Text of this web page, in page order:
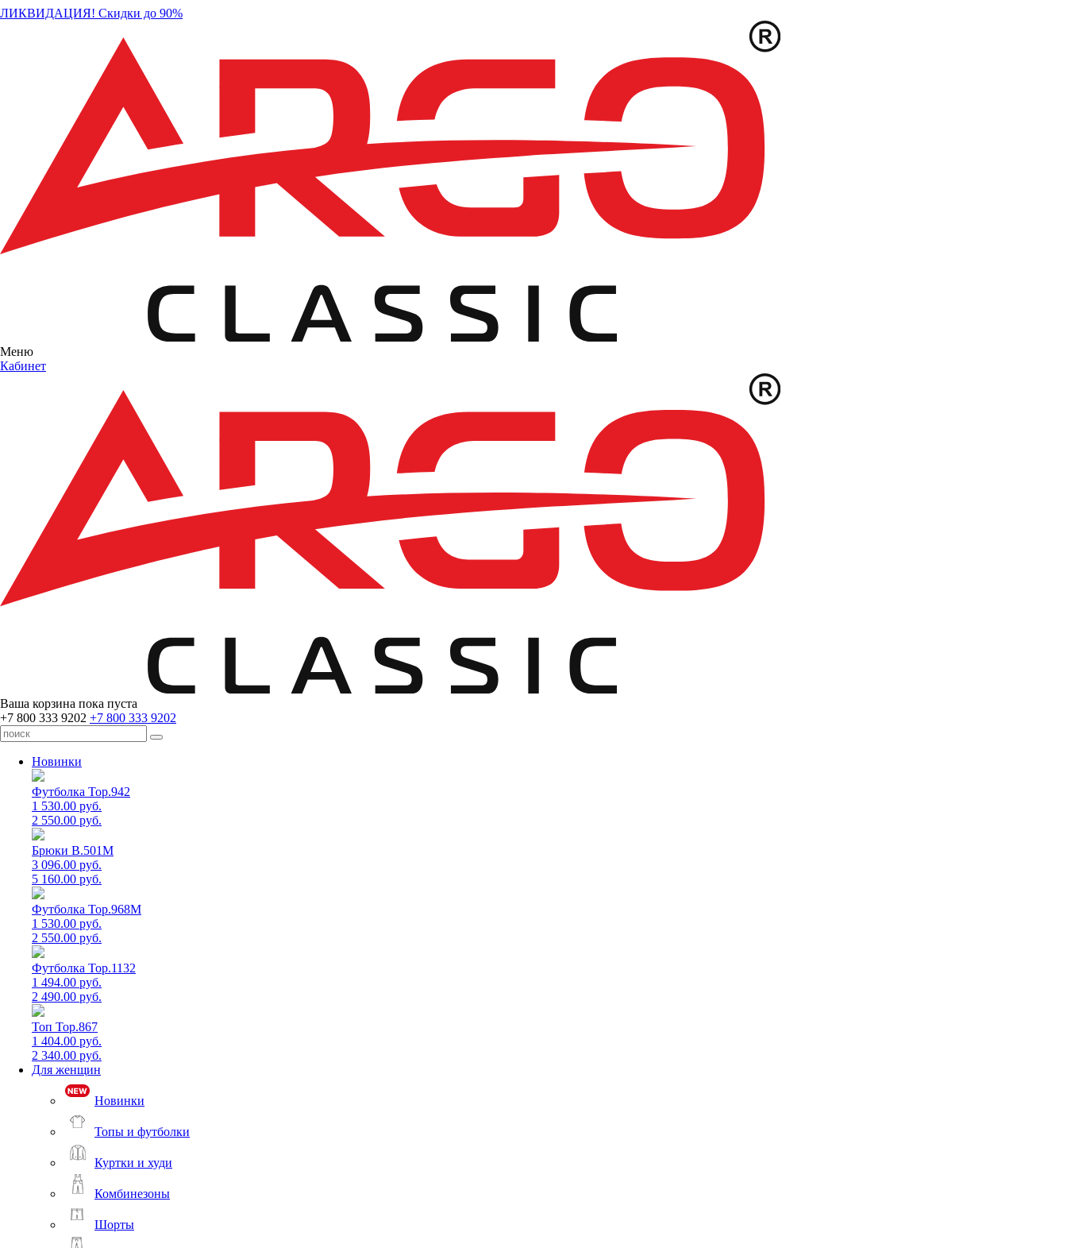
ЛИКВИДАЦИЯ! Скидки до 90%
Меню
Кабинет
Ваша корзина пока пуста
+7 800 333 9202 +7 800 333 9202
Новинки
Футболка Top.942
1 530.00 руб.
2 550.00 руб.
Брюки B.501M
3 096.00 руб.
5 160.00 руб.
Футболка Top.968M
1 530.00 руб.
2 550.00 руб.
Футболка Top.1132
1 494.00 руб.
2 490.00 руб.
Топ Top.867
1 404.00 руб.
2 340.00 руб.
Для женщин
Новинки
Топы и футболки
Куртки и худи
Комбинезоны
Шорты